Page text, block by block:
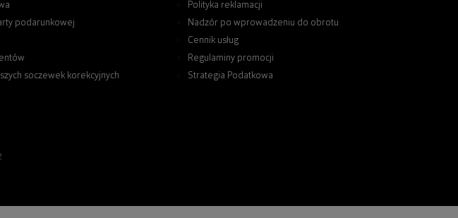
podarunkowej
soczewek korekcyjnych
Polityka reklamacji
Nadzór po wprowadzeniu do obrotu
Cennik usług
Regulaminy promocji
Strategia Podatkowa